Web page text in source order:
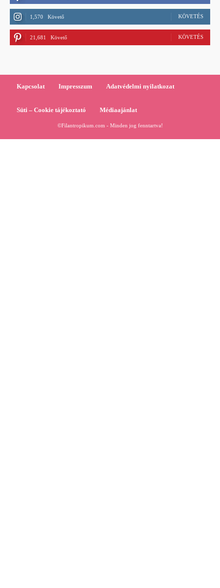
1,570 Követő KÖVETÉS
21,681 Követő KÖVETÉS
Kapcsolat Impresszum Adatvédelmi nyilatkozat
Süti – Cookie tájékoztató Médiaajánlat
©Filantropikum.com - Minden jog fenntartva!